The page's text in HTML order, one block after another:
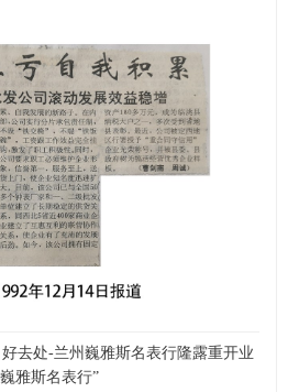
去处-兰州巍雅斯名表行隆露重开业
雅斯名表行”